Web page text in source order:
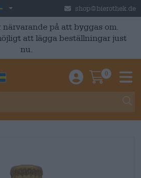
Sverige shop@bierothek.de
på att byggas om.
att lägga beställningar just
nu.
Einloggen /
0